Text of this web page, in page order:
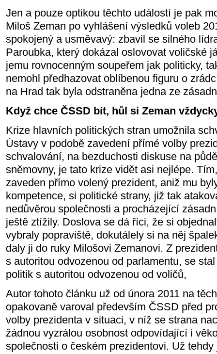
Jen a pouze optikou těchto událostí je pak
Miloš Zeman po vyhlášení výsledků voleb
spokojený a usměvavý: zbavil se silného
Paroubka, který dokázal oslovovat voličské
jemu rovnocenným soupeřem jak politicky,
nemohl předhazovat oblíbenou figuru o
na Hrad tak byla odstraněna jedna ze
Když chce ČSSD bít, hůl si Zeman
Krize hlavních politických stran umožnila
Ústavy v podobě zavedení přímé volby
schvalování, na bezduchosti diskuse na
sněmovny, je tato krize vidět asi nejlépe.
zaveden přímo volený prezident, aniž mu
kompetence, si politické strany, již tak
nedůvěrou společnosti a procházející
ještě ztížily. Doslova se dá říci, že si
vybraly popraviště, dokutálely si na něj
daly ji do ruky Milošovi Zemanovi. Z
s autoritou odvozenou od parlamentu, se
politik s autoritou odvozenou od voličů,
Autor tohoto článku už od února 2011 na
opakovaně varoval především ČSSD před
volby prezidenta v situaci, v níž se strana
žádnou vyzrálou osobnost odpovídající i
společnosti o českém prezidentovi. Už